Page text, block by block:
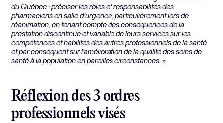
du Québec : préciser les rôles et responsabilités des
pharmaciens en salle d’urgence, particulièrement lors de
réanimation, en tenant compte des conséquences de la
prestation discontinue et variable de leurs services sur les
compétences et habilités des autres professionnels de la santé
et par conséquent sur l’amélioration de la qualité des soins de
santé à la population en pareilles circonstances. »
Réflexion des 3 ordres
professionnels visés